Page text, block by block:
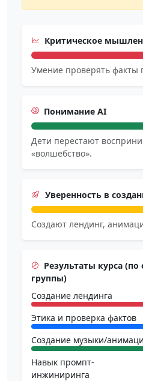
Критическое
Умение проверять факты
Понимание AI
Дети перестают
«волшебство».
Уверенность в
Создают лендинг,
Результаты курса
группы)
Создание лендинга
Этика и проверка фактов
Создание музыки/
Навык промпт-
инжиниринга